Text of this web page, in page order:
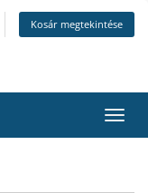
Kosár megtekintése
a